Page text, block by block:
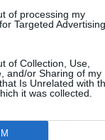
of processing my
Targeted Advertising.
of Collection, Use,
and/or Sharing of my
Is Unrelated with
it was collected.